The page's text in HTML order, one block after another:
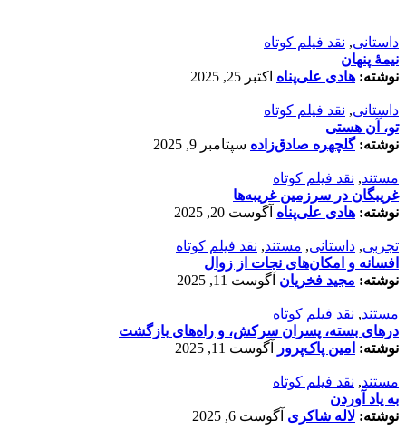
داستانی, نقد فیلم کوتاه
نیمۀ پنهان
نوشته: هادی علی‌پناه اکتبر 25, 2025
داستانی, نقد فیلم کوتاه
تو، آن هستی
نوشته:گلچهره صادق‌زاده سپتامبر 9, 2025
مستند, نقد فیلم کوتاه
غریبگان در سرزمین غریبه‌ها
نوشته: هادی علی‌پناه آگوست 20, 2025
تجربی, داستانی, مستند, نقد فیلم کوتاه
افسانه‌ و امکان‌های نجات از زوال
نوشته: مجید فخریان آگوست 11, 2025
مستند, نقد فیلم کوتاه
درهای بسته، پسران سرکش، و راه‌های بازگشت
نوشته: امین پاک‌پرور آگوست 11, 2025
مستند, نقد فیلم کوتاه
به یاد آوردن
نوشته: لاله شاکری آگوست 6, 2025